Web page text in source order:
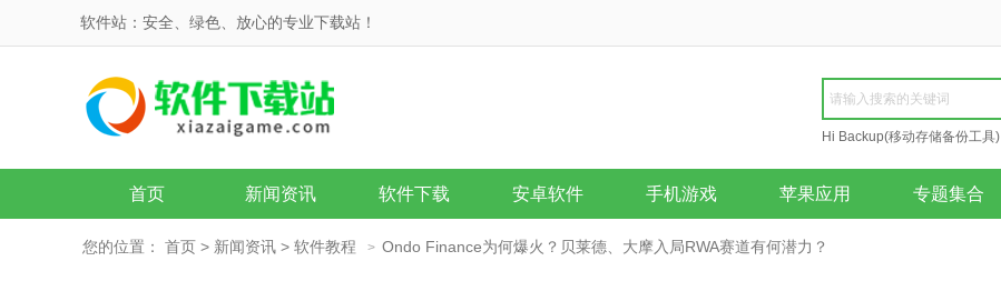
软件站：安全、绿色、放心的专业下载站！
Hi Backup(移动存储备份工具)
Repair
首页 新闻资讯 软件下载 安卓软件 手机游戏 苹果应用 专题集合
您的位置： 首页 > 新闻资讯 > 软件教程 > Ondo Finance为何爆火？贝莱德、大摩入局RWA赛道有何潜力？